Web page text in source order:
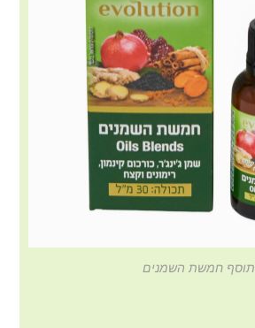
תוסף חמשת השמנים